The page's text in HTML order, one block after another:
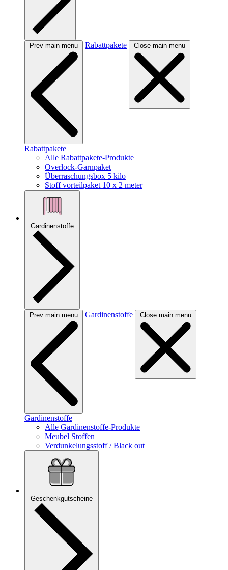
Prev main menu Rabattpakete Close main menu
Rabattpakete
Alle Rabattpakete-Produkte
Overlock-Garnpaket
Überraschungsbox 5 kilo
Stoff vorteilpaket 10 x 2 meter
Gardinenstoffe
Prev main menu Gardinenstoffe Close main menu
Gardinenstoffe
Alle Gardinenstoffe-Produkte
Meubel Stoffen
Verdunkelungsstoff / Black out
Geschenkgutscheine